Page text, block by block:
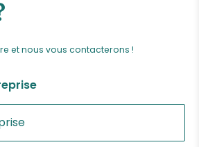
et nous vous contacterons !